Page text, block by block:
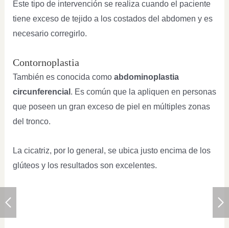
Este tipo de intervención se realiza cuando el paciente
tiene exceso de tejido a los costados del abdomen y es
necesario corregirlo.
Contornoplastia
También es conocida como abdominoplastia
circunferencial . Es común que la apliquen en personas
que poseen un gran exceso de piel en múltiples zonas
del tronco.
La cicatriz, por lo general, se ubica justo encima de los
glúteos y los resultados son excelentes.